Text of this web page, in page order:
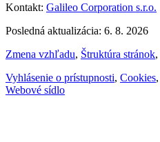
Kontakt: Galileo Corporation s.r.o.
Posledná aktualizácia: 6. 8. 2026
Zmena vzhľadu, Štruktúra stránok,
Vyhlásenie o prístupnosti, Cookies,
Webové sídlo